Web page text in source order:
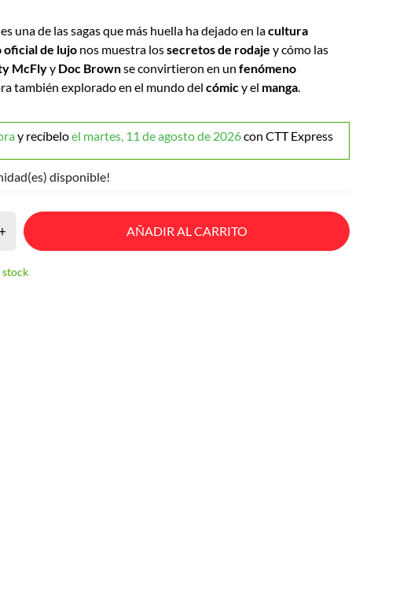
es una de las sagas que más huella ha dejado en lacultura
oficial de lujo nos muestra lossecretos de rodaje y cómo las
McFlyy Doc Brownse convirtieron en un fenómeno
también explorado en el mundo del cómicy el manga.
y recíbeloel martes, 11 de agosto de 2026con CTT Express
disponible!
AÑADIR AL CARRITO
stock